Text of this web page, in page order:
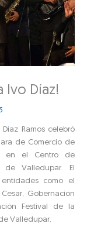
Ivo Díaz!
Ramos celebró
de Comercio de
en el Centro de
de Valledupar. El
como el
Gobernación
Festival de la
Valledupar.